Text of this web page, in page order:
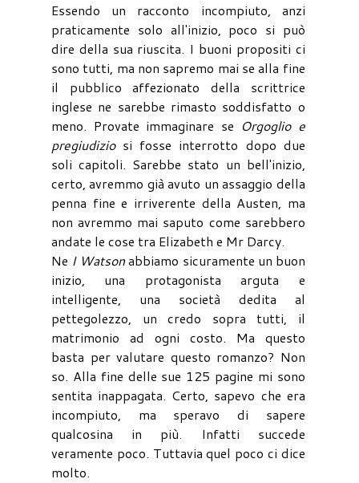
Essendo un racconto incompiuto, anzi
praticamente solo all'inizio, poco si può
dire della sua riuscita. I buoni propositi ci
sono tutti, ma non sapremo mai se alla fine
il pubblico affezionato della scrittrice
inglese ne sarebbe rimasto soddisfatto o
meno. Provate immaginare se Orgoglio e
pregiudizio si fosse interrotto dopo due
soli capitoli. Sarebbe stato un bell'inizio,
certo, avremmo già avuto un assaggio della
penna fine e irriverente della Austen, ma
non avremmo mai saputo come sarebbero
andate le cose tra Elizabeth e Mr Darcy.
Ne I Watsonabbiamo sicuramente un buon
inizio, una protagonista arguta e
intelligente, una società dedita al
pettegolezzo, un credo sopra tutti, il
matrimonio ad ogni costo. Ma questo
basta per valutare questo romanzo? Non
so. Alla fine delle sue 125 pagine mi sono
sentita inappagata. Certo, sapevo che era
incompiuto, ma speravo di sapere
qualcosina in più. Infatti succede
veramente poco. Tuttavia quel poco ci dice
molto.